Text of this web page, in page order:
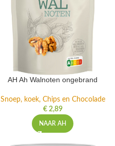
AH Ah Walnoten ongebrand
Snoep, koek, Chips en Chocolade
€2,89
NAAR AH